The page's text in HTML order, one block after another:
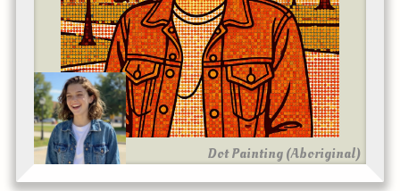
Dot Painting (Aboriginal)